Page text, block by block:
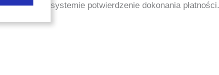
systemie potwierdzenie dokonania płatności.